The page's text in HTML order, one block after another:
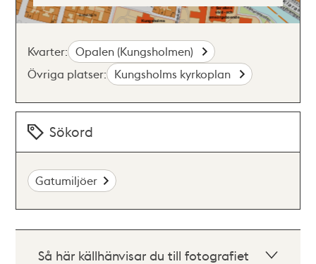
Kvarter: Opalen (Kungsholmen)
Övriga platser: Kungsholms kyrkoplan
Sökord
Gatumiljöer
Så här källhänvisar du till fotografiet